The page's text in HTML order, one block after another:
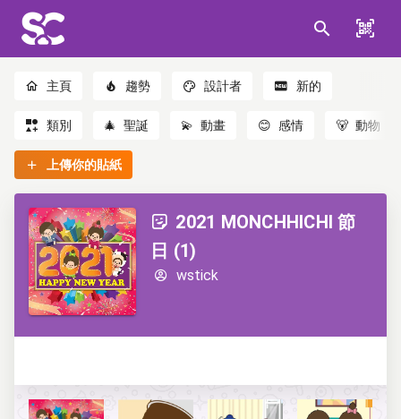
主頁 趨勢 設計者 新的
類別 🎄 聖誕 💫 動畫 😊 感情 🐻 動物
上傳你的貼紙
2021 MONCHHICHI 節
日 (1)
wstick